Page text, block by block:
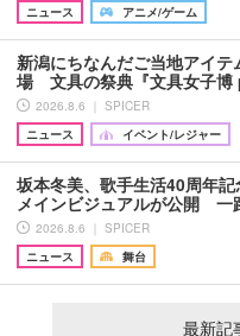
ニュース
アニメ/ゲーム
新潟にちなんだご当地アイ
場 文具の祭典『文具女子
2026.8.6 ｜ SPICER
ニュース
イベント/レジャー
坂本冬美、歌手生活40周年
メインビジュアルが公開 一
2026.8.6 ｜ SPICER
ニュース
舞台
最新記